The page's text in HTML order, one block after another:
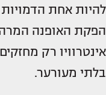
להיות אחת
הפקת האופנה
אינטרוויו רק
בלתי מעורער.